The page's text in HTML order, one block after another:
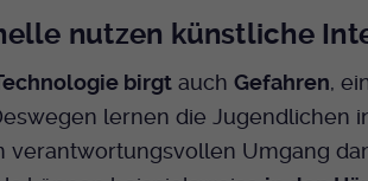
nutzen künstliche
birgtauch Gefahren,
lernen die Jugendlichen
verantwortungsvollen Umgang